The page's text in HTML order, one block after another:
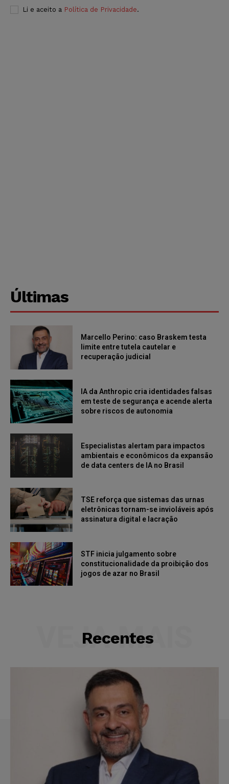
Li e aceito a Política de Privacidade.
Últimas
Marcello Perino: caso Braskem testa
limite entre tutela cautelar e
recuperação judicial
IA da Anthropic cria identidades falsas
em teste de segurança e acende alerta
sobre riscos de autonomia
Especialistas alertam para impactos
ambientais e econômicos da expansão
de data centers de IA no Brasil
TSE reforça que sistemas das urnas
eletrônicas tornam-se invioláveis após
assinatura digital e lacração
STF inicia julgamento sobre
constitucionalidade da proibição dos
jogos de azar no Brasil
Recentes
VEJA MAIS